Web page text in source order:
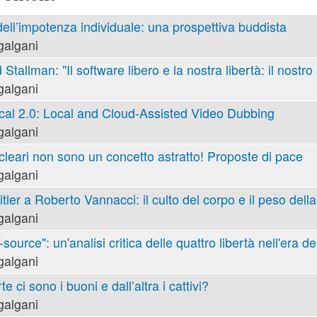
individuale: una prospettiva buddista
Stallman: "Il software libero e la nostra libertà: il
2.0: Local and Cloud-Assisted Video Dubbing
non sono un concetto astratto! Proposte di pace
a Roberto Vannacci: il culto del corpo e il peso
un'analisi critica delle quattro libertà nell'era
ci sono i buoni e dall’altra i cattivi?